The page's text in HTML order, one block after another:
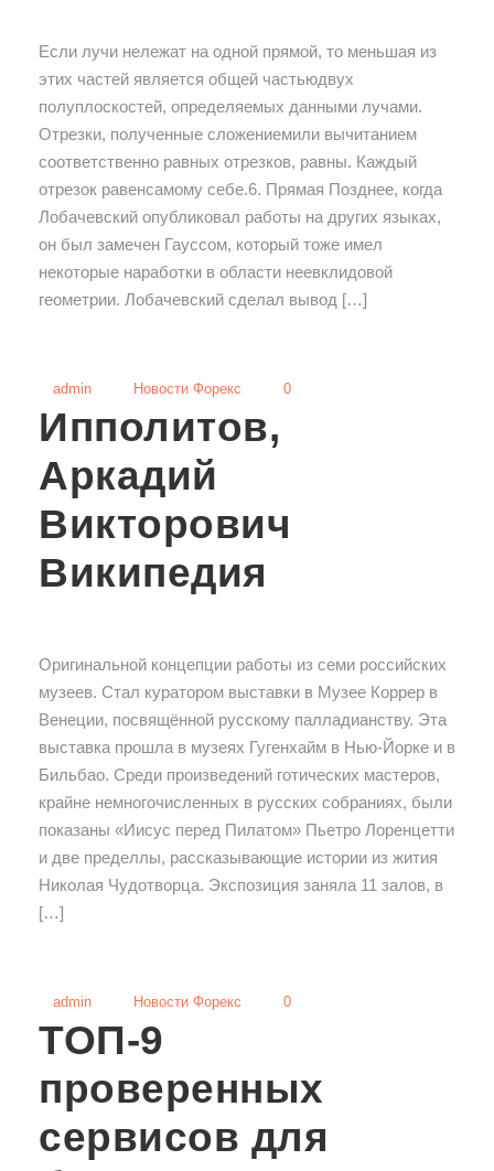
Если лучи нележат на одной прямой, то меньшая из
этих частей является общей частьюдвух
полуплоскостей, определяемых данными лучами.
Отрезки, полученные сложениемили вычитанием
соответственно равных отрезков, равны. Каждый
отрезок равенсамому себе.6. Прямая Позднее, когда
Лобачевский опубликовал работы на других языках,
он был замечен Гауссом, который тоже имел
некоторые наработки в области неевклидовой
геометрии. Лобачевский сделал вывод […]
admin Новости Форекс 0
Ипполитов,
Аркадий
Викторович
Википедия
Оригинальной концепции работы из семи российских
музеев. Стал куратором выставки в Музее Коррер в
Венеции, посвящённой русскому палладианству. Эта
выставка прошла в музеях Гугенхайм в Нью-Йорке и в
Бильбао. Среди произведений готических мастеров,
крайне немногочисленных в русских собраниях, были
показаны «Иисус перед Пилатом» Пьетро Лоренцетти
и две пределлы, рассказывающие истории из жития
Николая Чудотворца. Экспозиция заняла 11 залов, в
[…]
admin Новости Форекс 0
ТОП-9
проверенных
сервисов для